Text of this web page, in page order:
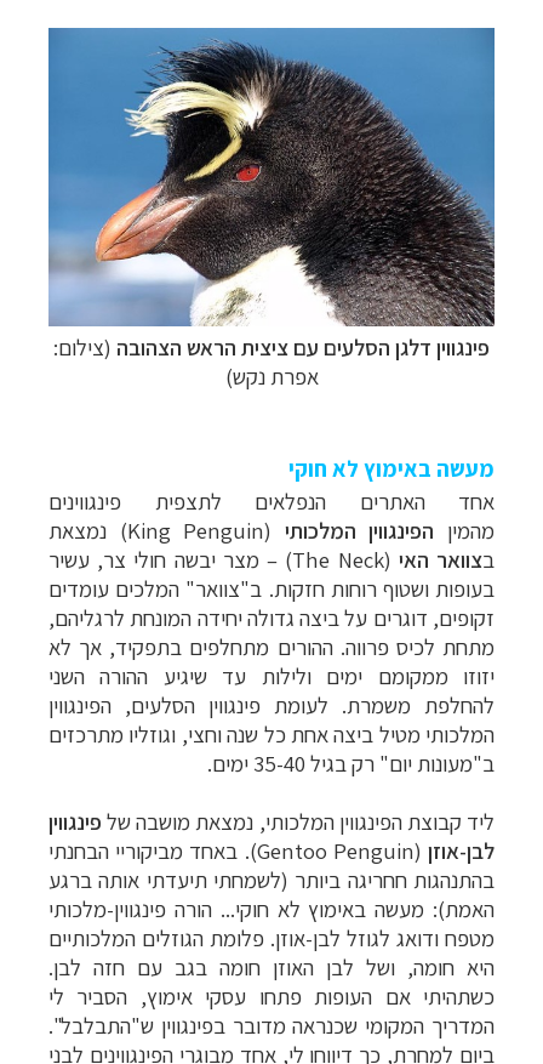
פינגווין דלגן הסלעים עם ציצית הראש הצהובה (צילום:
אפרת נקש)
מעשה באימוץ לא חוקי
אחד האתרים הנפלאים לתצפית פינגווינים
מהמין הפינגווין המלכותי (
King Penguin) נמצאת
בצוואר האי (
The Neck) – מצר יבשה חולי צר, עשיר
בעופות ושטוף רוחות חזקות. ב"צוואר" המלכים עומדים
זקופים, דוגרים על ביצה גדולה יחידה המונחת לרגליהם,
מתחת לכיס פרווה. ההורים מתחלפים בתפקיד, אך לא
יזוזו ממקומם ימים ולילות עד שיגיע ההורה השני
להחלפת משמרת. לעומת פינגווין הסלעים, הפינגווין
המלכותי מטיל ביצה אחת כל שנה וחצי, וגוזליו מתרכזים
ב"מעונות יום" רק בגיל 35-40 ימים.
ליד קבוצת הפינגווין המלכותי, נמצאת מושבה של פינגווין
לבן-אוזן(
Gentoo Penguin). באחד מביקוריי הבחנתי
בהתנהגות חחריגה ביותר (לשמחתי תיעדתי אותה ברגע
האמת): מעשה באימוץ לא חוקי... הורה פינגווין-מלכותי
מטפח ודואג לגוזל לבן-אוזן. פלומת הגוזלים המלכותיים
היא חומה, ושל לבן האוזן חומה בגב עם חזה לבן.
כשתהיתי אם העופות פתחו עסקי אימוץ, הסביר לי
המדריך המקומי שכנראה מדובר בפינגווין ש"התבלבל".
ביום למחרת, כך דיווחו לי, אחד מבוגרי הפינגווינים לבני